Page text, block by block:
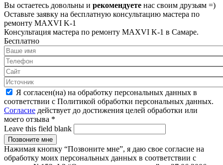
Вы остаетесь довольны и рекомендуете нас своим друзьям =)
Оставьте заявку на бесплатную консультацию мастера по
ремонту MAXVI K-1
Консультация мастера по ремонту MAXVI K-1 в Самаре.
Бесплатно
Я согласен(на) на обработку персональных данных в
соответствии с Политикой обработки персональных данных.
Согласие действует до достижения целей обработки или
моего отзыва *
Leave this field blank
Нажимая кнопку “Позвоните мне”, я даю свое согласие на
обработку моих персональных данных в соответствии с